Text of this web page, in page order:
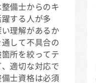
備士からのキ
する人が多
理解があるか
して不具合の
所を絞ってテ
適切な対応で
士資格は必須